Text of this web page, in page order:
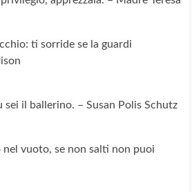
ti sorride se la guardi
sei il ballerino. – Susan Polis Schutz
nel vuoto, se non salti non puoi